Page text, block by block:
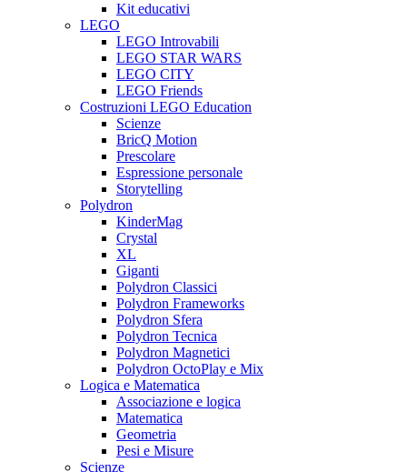
Kit educativi
LEGO
LEGO Introvabili
LEGO STAR WARS
LEGO CITY
LEGO Friends
Costruzioni LEGO Education
Scienze
BricQ Motion
Prescolare
Espressione personale
Storytelling
Polydron
KinderMag
Crystal
XL
Giganti
Polydron Classici
Polydron Frameworks
Polydron Sfera
Polydron Tecnica
Polydron Magnetici
Polydron OctoPlay e Mix
Logica e Matematica
Associazione e logica
Matematica
Geometria
Pesi e Misure
Scienze